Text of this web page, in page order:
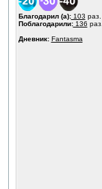
Благодарил (а):103 раз.
Поблагодарили:136 раз.
Дневник: Fantasma